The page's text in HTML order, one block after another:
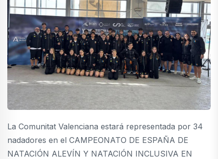
La Comunitat Valenciana estará representada por 34
nadadores en el CAMPEONATO DE ESPAÑA DE
NATACIÓN ALEVÍN Y NATACIÓN INCLUSIVA EN